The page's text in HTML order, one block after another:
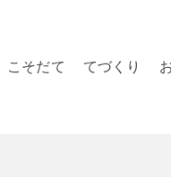
こそだて てづくり